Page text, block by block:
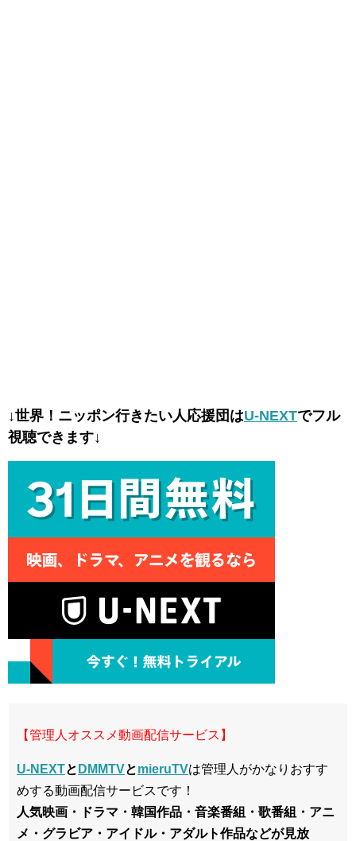
↓世界！ニッポン行きたい人応援団はU-NEXTでフル
視聴できます↓
【管理人オススメ動画配信サービス】
U-NEXTと DMMTVとmieruTVは管理人がかなりおすす
めする動画配信サービスです！
人気映画・ドラマ・韓国作品・音楽番組・歌番組・アニ
メ・グラビア・アイドル・アダルト作品などが見放